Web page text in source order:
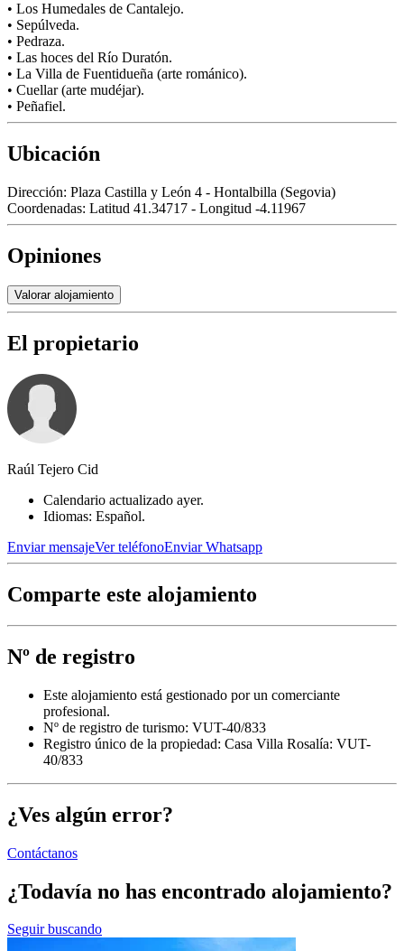
• Los Humedales de Cantalejo.
• Sepúlveda.
• Pedraza.
• Las hoces del Río Duratón.
• La Villa de Fuentidueña (arte románico).
• Cuellar (arte mudéjar).
• Peñafiel.
Ubicación
Dirección: Plaza Castilla y León 4 - Hontalbilla (Segovia)
Coordenadas: Latitud 41.34717 - Longitud -4.11967
Opiniones
Valorar alojamiento
El propietario
Raúl Tejero Cid
Calendario actualizado ayer.
Idiomas: Español.
Enviar mensajeVer teléfonoEnviar Whatsapp
Comparte este alojamiento
Nº de registro
Este alojamiento está gestionado por un comerciante
profesional.
Nº de registro de turismo: VUT-40/833
Registro único de la propiedad: Casa Villa Rosalía: VUT-
40/833
¿Ves algún error?
Contáctanos
¿Todavía no has encontrado alojamiento?
Seguir buscando